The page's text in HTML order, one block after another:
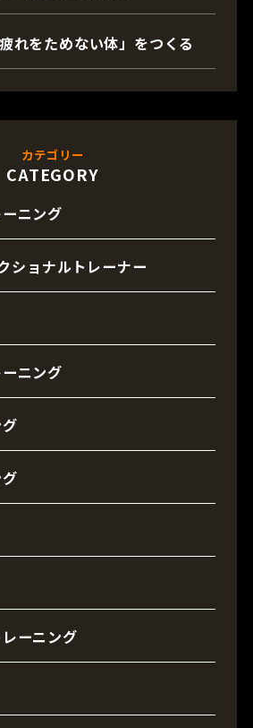
れをためない体」をつくる
カテゴリー
CATEGORY
ニング
ショナルトレーナー
ニング
ーニング